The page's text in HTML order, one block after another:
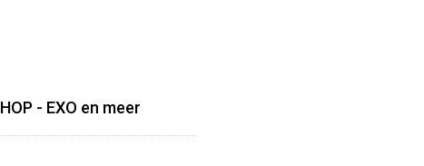
- EXO en meer